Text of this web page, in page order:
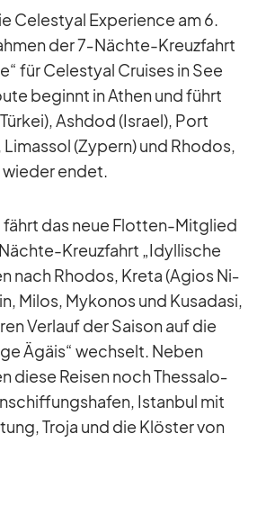
Ce­les­tyal Ex­pe­ri­ence am 6.
der 7‑­Nächte-Kreuz­fahrt
für Ce­les­tyal Crui­ses in See
be­ginnt in Athen und führt
Ash­dod (Is­rael), Port
(Zy­pern) und Rho­dos,
wie­der en­det.
fährt das neue Flot­ten-Mit­glied
Kreuz­fahrt „Idyl­li­sche
nach Rho­dos, Kreta (Agios Ni­
Mi­los, My­ko­nos und Kusa­dasi,
Ver­lauf der Sai­son auf die
Ägäis“ wech­selt. Ne­ben
diese Rei­sen noch Thes­sa­lo­
Is­tan­bul mit
Troja und die Klös­ter von